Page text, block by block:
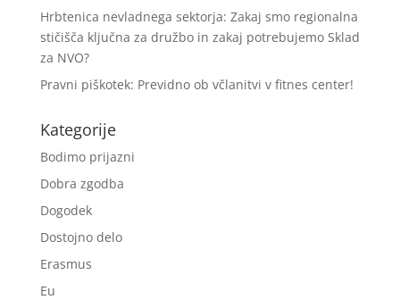
Hrbtenica nevladnega sektorja: Zakaj smo regionalna
stičišča ključna za družbo in zakaj potrebujemo Sklad
za NVO?
Pravni piškotek: Previdno ob včlanitvi v fitnes center!
Kategorije
Bodimo prijazni
Dobra zgodba
Dogodek
Dostojno delo
Erasmus
Eu